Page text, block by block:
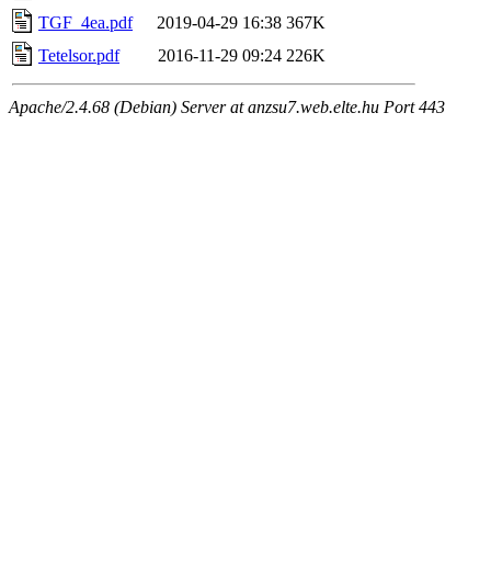
TGF_4ea.pdf
2019-04-29 16:38 367K
Tetelsor.pdf
2016-11-29 09:24 226K
Apache/2.4.68 (Debian) Server at anzsu7.web.elte.hu Port 443